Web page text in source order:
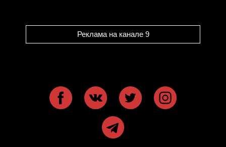
Реклама на канале 9